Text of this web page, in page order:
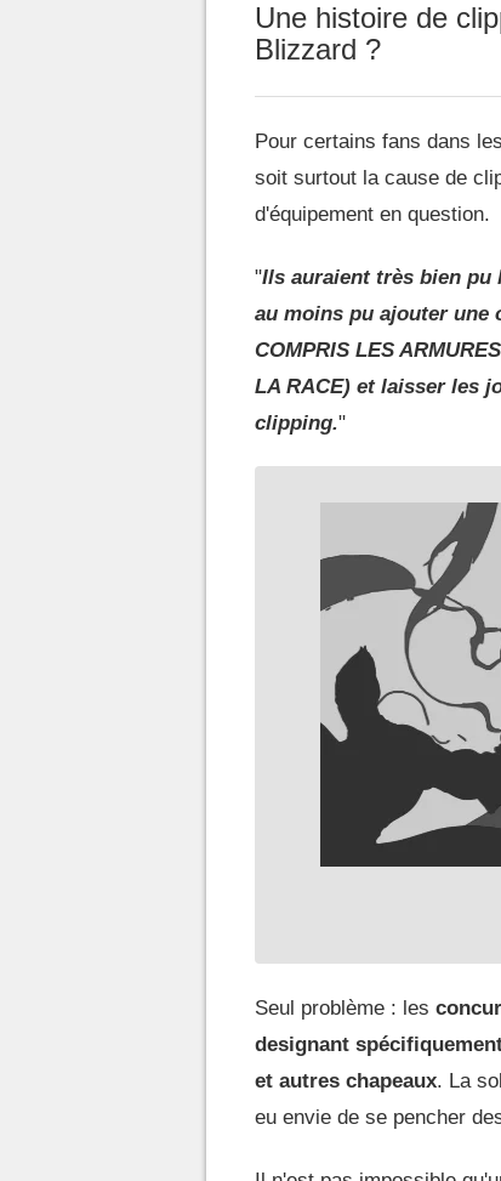
Une histoire de
Blizzard ?
Pour certains fans dans
soit surtout la cause de
d'équipement en question.
"Ils auraient très bien pu
au moins pu ajouter une
COMPRIS LES
LA RACE) et laisser les
clipping."
Seul problème : les
designant
et autres chapeaux. La
eu envie de se pencher